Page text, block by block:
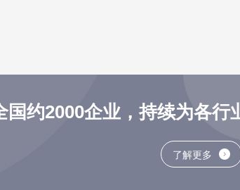
国约2000企业，持续为各
了解更多